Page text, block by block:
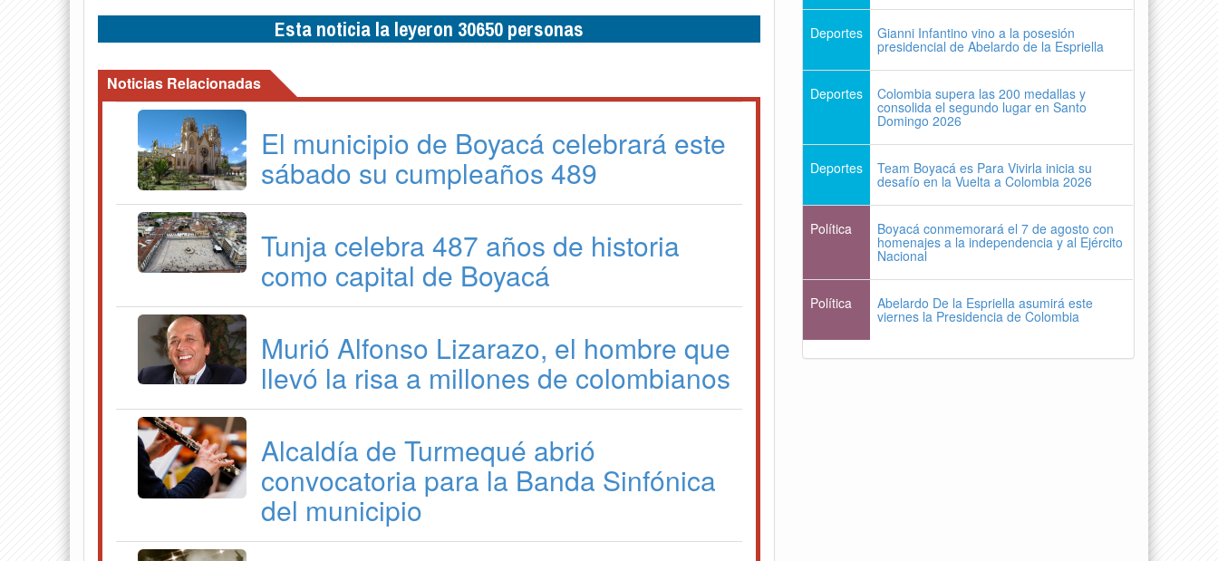
Esta noticia la leyeron 30650 personas
Noticias Relacionadas
El municipio de Boyacá celebrará este
sábado su cumpleaños 489
Tunja celebra 487 años de historia
como capital de Boyacá
Murió Alfonso Lizarazo, el hombre que
llevó la risa a millones de colombianos
Alcaldía de Turmequé abrió
convocatoria para la Banda Sinfónica
del municipio
Deportes Gianni Infantino vino a la posesión
presidencial de Abelardo de la Espriella
Deportes Colombia supera las 200 medallas y
consolida el segundo lugar en Santo
Domingo 2026
Deportes Team Boyacá es Para Vivirla inicia su
desafío en la Vuelta a Colombia 2026
Política Boyacá conmemorará el 7 de agosto con
homenajes a la independencia y al Ejército
Nacional
Política Abelardo De la Espriella asumirá este
viernes la Presidencia de Colombia